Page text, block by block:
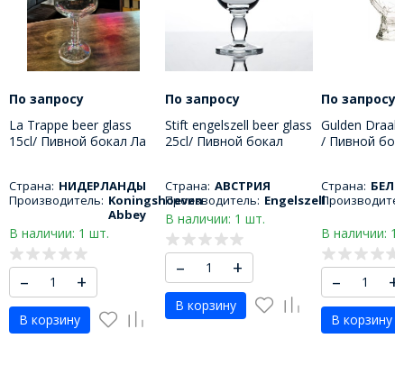
По запросу
La Trappe beer glass
15cl/ Пивной бокал Ла
Страна: НИДЕРЛАНДЫ
Производитель: Koningshoeven
Abbey
В наличии: 1 шт.
– +
В корзину
По запросу
Stift engelszell beer glass
25cl/ Пивной бокал
Страна: АВСТРИЯ
Производитель: Engelszell
В наличии: 1 шт.
– +
В корзину
По запросу
Gulden
/ Пивной
Страна:
В наличии: 1
– +
В корзину